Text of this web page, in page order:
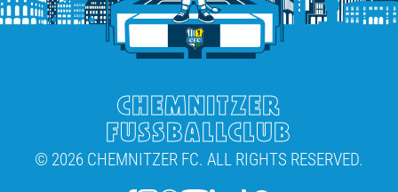
CHEMNITZER
FUSSBALLCLUB
© 2026 CHEMNITZER FC. ALL RIGHTS RESERVED.